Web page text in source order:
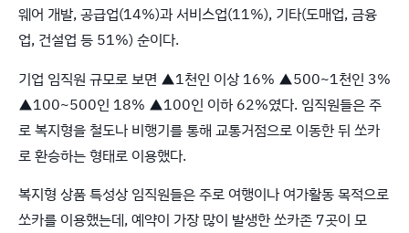
웨어 개발, 공급업(14%)과 서비스업(11%), 기타(도매업, 금융
업, 건설업 등 51%) 순이다.
기업 임직원 규모로 보면 ▲1천인 이상 16% ▲500~1천인 3%
▲100~500인 18% ▲100인 이하 62%였다. 임직원들은 주
로 복지형을 철도나 비행기를 통해 교통거점으로 이동한 뒤 쏘카
로 환승하는 형태로 이용했다.
복지형 상품 특성상 임직원들은 주로 여행이나 여가활동 목적으로
쏘카를 이용했는데, 예약이 가장 많이 발생한 쏘카존 7곳이 모